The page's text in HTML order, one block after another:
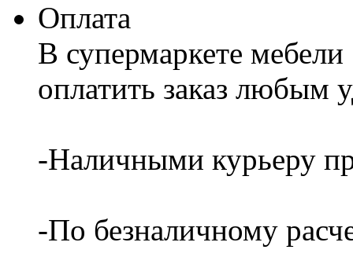
Оплата
В супермаркете
оплатить заказ любым
-Наличными курьеру
-По безналичному